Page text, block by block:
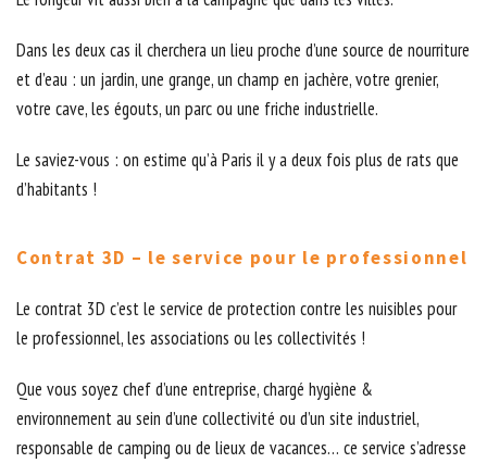
Dans les deux cas il cherchera un lieu proche d’une source de nourriture
et d’eau : un jardin, une grange, un champ en jachère, votre grenier,
votre cave, les égouts, un parc ou une friche industrielle.
Le saviez-vous : on estime qu’à Paris il y a deux fois plus de rats que
d’habitants !
Contrat 3D – le service pour le professionnel
Le contrat 3D c’est le service de protection contre les nuisibles pour
le professionnel, les associations ou les collectivités !
Que vous soyez chef d’une entreprise, chargé hygiène &
environnement au sein d’une collectivité ou d’un site industriel,
responsable de camping ou de lieux de vacances… ce service s’adresse